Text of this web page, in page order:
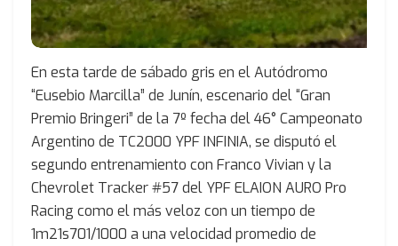
En esta tarde de sábado gris en el Autódromo
“Eusebio Marcilla” de Junín, escenario del “Gran
Premio Bringeri” de la 7º fecha del 46° Campeonato
Argentino de TC2000 YPF INFINIA, se disputó el
segundo entrenamiento con Franco Vivian y la
Chevrolet Tracker #57 del YPF ELAION AURO Pro
Racing como el más veloz con un tiempo de
1m21s701/1000 a una velocidad promedio de